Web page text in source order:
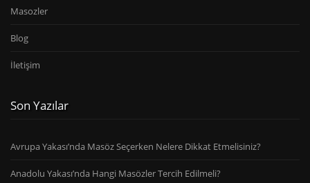
Masozler
Blog
İletişim
Son Yazılar
Avrupa Yakası’nda Masöz Seçerken Nelere Dikkat Etmelisiniz?
Anadolu Yakası’nda Hangi Masözler Tercih Edilmeli?